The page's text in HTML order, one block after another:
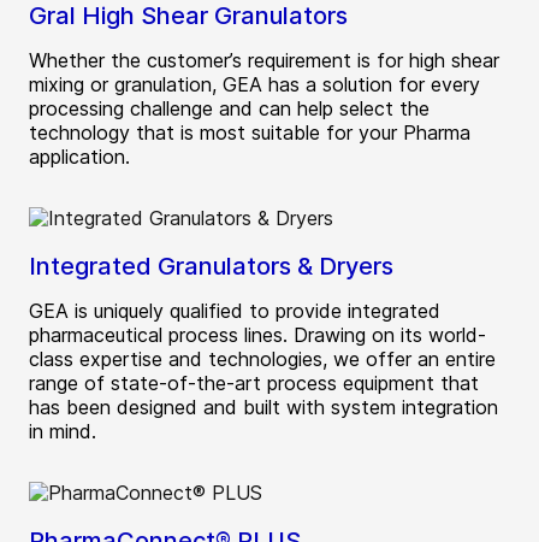
Gral High Shear Granulators
Whether the customer’s requirement is for high shear
mixing or granulation, GEA has a solution for every
processing challenge and can help select the
technology that is most suitable for your Pharma
application.
Integrated Granulators & Dryers
GEA is uniquely qualified to provide integrated
pharmaceutical process lines. Drawing on its world-
class expertise and technologies, we offer an entire
range of state-of-the-art process equipment that
has been designed and built with system integration
in mind.